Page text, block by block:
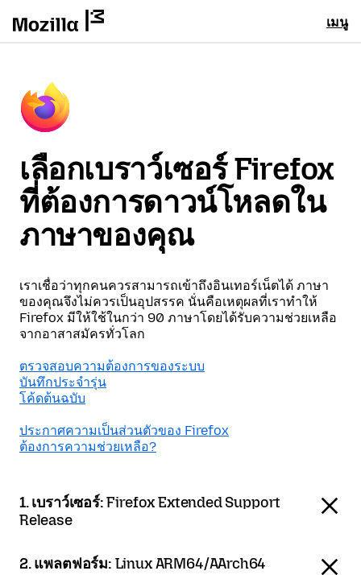
เมนู
เลือกเบราว์เซอร์ Firefox
ที่ต้องการดาวน์โหลดใน
ภาษาของคุณ
เราเชื่อว่าทุกคนควรสามารถเข้าถึงอินเทอร์เน็ตได้ ภาษา
ของคุณจึงไม่ควรเป็นอุปสรรค นั่นคือเหตุผลที่เราทำให้
Firefox มีให้ใช้ในกว่า 90 ภาษาโดยได้รับความช่วยเหลือ
จากอาสาสมัครทั่วโลก
ตรวจสอบความต้องการของระบบ
บันทึกประจำรุ่น
โค้ดต้นฉบับ
ประกาศความเป็นส่วนตัวของ Firefox
ต้องการความช่วยเหลือ?
1. เบราว์เซอร์:Firefox Extended Support
Release
2. แพลตฟอร์ม: Linux ARM64/AArch64